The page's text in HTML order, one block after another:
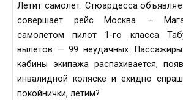
Летит самолет. Стюардесса
совершает рейс Москва —
самолетом пилот 1-го класса
вылетов — 99 неудачных. Пассажиры
кабины экипажа распахивается,
инвалидной коляске и ехидно
покойнички, летим?